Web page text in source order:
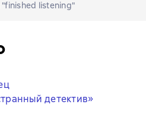
"finished listening"
детектив»